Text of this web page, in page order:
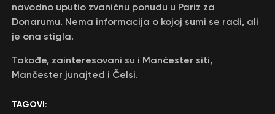
navodno uputio zvaničnu ponudu u Pariz za
Donarumu. Nema informacija o kojoj sumi se radi, ali
je ona stigla.
Takođe, zainteresovani su i Mančester siti,
Mančester junajted i Čelsi.
TAGOVI: